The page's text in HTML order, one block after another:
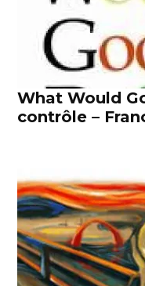
What Would
contrôle –